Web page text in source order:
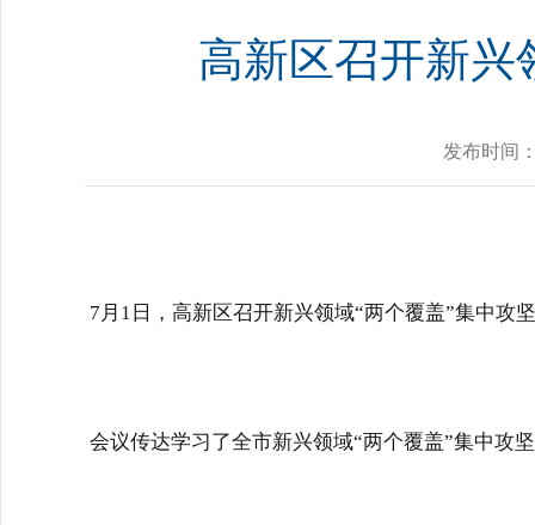
高新区召开新兴
发布时间
7月1日，高新区召开新兴领域“两个覆盖”集中攻
会议传达学习了全市新兴领域“两个覆盖”集中攻